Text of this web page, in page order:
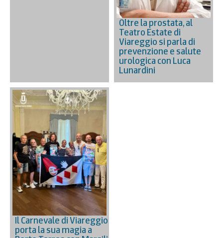
Oltre la prostata, al
Teatro Estate di
Viareggio si parla di
prevenzione e salute
urologica con Luca
Lunardini
Il Carnevale di Viareggio
porta la sua magia a